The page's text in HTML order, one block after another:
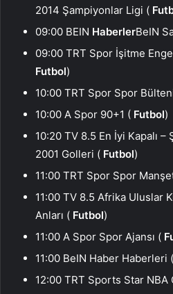
2014 Şampiyonlar Ligi (
09:00 BEIN HaberlerBeIN
09:00 TRT Spor İşitme
Futbol)
10:00 TRT Spor Spor
10:00 A Spor 90+1 ( Futbol)
10:20 TV 8.5 En İyi Kapalı
2001 Golleri ( Futbol)
11:00 TRT Spor Spor
11:00 TV 8.5 Afrika Uluslar
Anları ( Futbol)
11:00 A Spor Spor Ajansı (
11:00 BeIN Haber Haberleri (
12:00 TRT Sports Star